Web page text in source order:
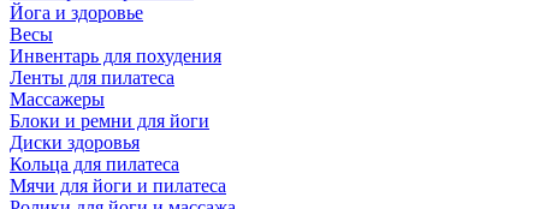
Йога и здоровье
Весы
Инвентарь для похудения
Ленты для пилатеса
Массажеры
Блоки и ремни для йоги
Диски здоровья
Кольца для пилатеса
Мячи для йоги и пилатеса